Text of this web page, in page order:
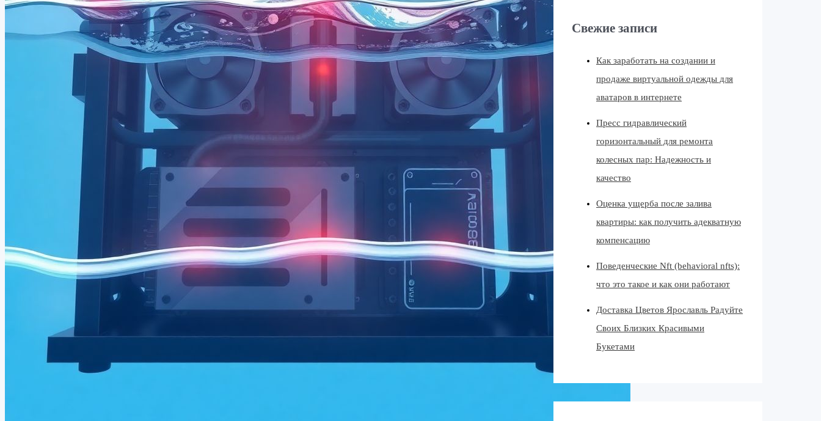
Свежие записи
Как заработать на создании и
продаже виртуальной одежды для
аватаров в интернете
Пресс гидравлический
горизонтальный для ремонта
колесных пар: Надежность и
качество
Оценка ущерба после залива
квартиры: как получить адекватную
компенсацию
Поведенческие Nft (behavioral nfts):
что это такое и как они работают
Доставка Цветов Ярославль Радуйте
Своих Близких Красивыми
Букетами